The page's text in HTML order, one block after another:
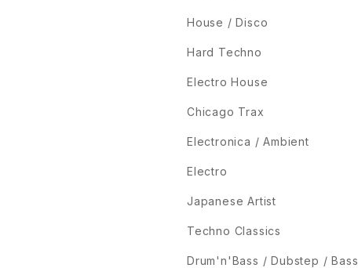
House / Disco
Hard Techno
Electro House
Chicago Trax
Electronica / Ambient
Electro
Japanese Artist
Techno Classics
Drum'n'Bass / Dubstep / Bass